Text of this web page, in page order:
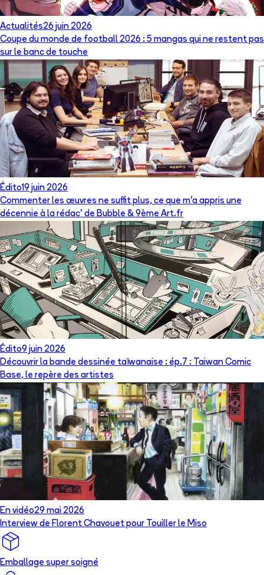
Actualités26 juin 2026
Coupe du monde de football 2026 : 5 mangas qui ne restent pas
sur le banc de touche
Édito19 juin 2026
Commenter les œuvres ne suffit plus, ce que m’a appris une
décennie à la rédac’ de Bubble & 9ème Art.fr
Édito9 juin 2026
Découvrir la bande dessinée taïwanaise : ép.7 : Taiwan Comic
Base, le repère des artistes
En vidéo29 mai 2026
Interview de Florent Chavouet pour Touiller le Miso
Emballage super soigné